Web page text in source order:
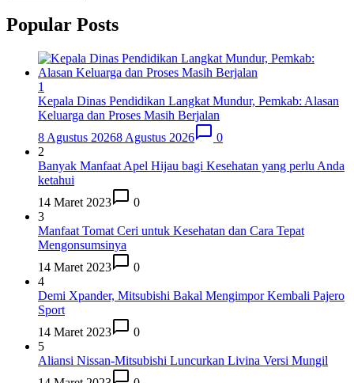
Popular Posts
1
Kepala Dinas Pendidikan Langkat Mundur, Pemkab: Alasan
Keluarga dan Proses Masih Berjalan
8 Agustus 20268 Agustus 2026
0
2
Banyak Manfaat Apel Hijau bagi Kesehatan yang perlu Anda
ketahui
14 Maret 2023
0
3
Manfaat Tomat Ceri untuk Kesehatan dan Cara Tepat
Mengonsumsinya
14 Maret 2023
0
4
Demi Xpander, Mitsubishi Bakal Mengimpor Kembali Pajero
Sport
14 Maret 2023
0
5
Aliansi Nissan-Mitsubishi Luncurkan Livina Versi Mungil